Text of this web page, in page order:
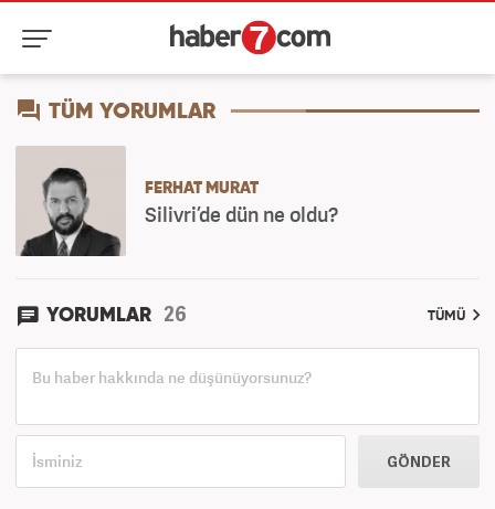
TÜM YORUMLAR
FERHAT MURAT
Silivri’de dün ne oldu?
YORUMLAR 26 TÜMÜ
GÖNDER